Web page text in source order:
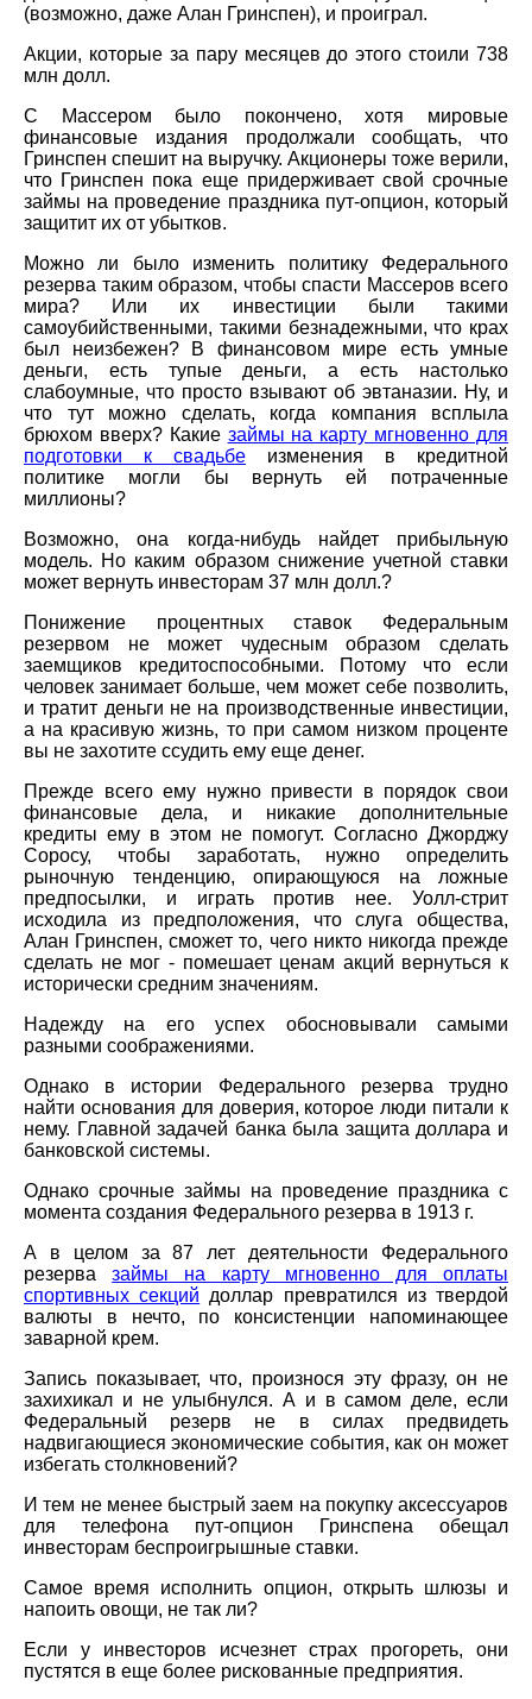
(возможно, даже Алан Гринспен), и проиграл.
Акции, которые за пару месяцев до этого стоили 738
млн долл.
С Массером было покончено, хотя мировые
финансовые издания продолжали сообщать, что
Гринспен спешит на выручку. Акционеры тоже верили,
что Гринспен пока еще придерживает свой срочные
займы на проведение праздника пут-опцион, который
защитит их от убытков.
Можно ли было изменить политику Федерального
резерва таким образом, чтобы спасти Массеров всего
мира? Или их инвестиции были такими
самоубийственными, такими безнадежными, что крах
был неизбежен? В финансовом мире есть умные
деньги, есть тупые деньги, а есть настолько
слабоумные, что просто взывают об эвтаназии. Ну, и
что тут можно сделать, когда компания всплыла
брюхом вверх? Какие займы на карту мгновенно для
подготовки к свадьбе изменения в кредитной
политике могли бы вернуть ей потраченные
миллионы?
Возможно, она когда-нибудь найдет прибыльную
модель. Но каким образом снижение учетной ставки
может вернуть инвесторам 37 млн долл.?
Понижение процентных ставок Федеральным
резервом не может чудесным образом сделать
заемщиков кредитоспособными. Потому что если
человек занимает больше, чем может себе позволить,
и тратит деньги не на производственные инвестиции,
а на красивую жизнь, то при самом низком проценте
вы не захотите ссудить ему еще денег.
Прежде всего ему нужно привести в порядок свои
финансовые дела, и никакие дополнительные
кредиты ему в этом не помогут. Согласно Джорджу
Соросу, чтобы заработать, нужно определить
рыночную тенденцию, опирающуюся на ложные
предпосылки, и играть против нее. Уолл-стрит
исходила из предположения, что слуга общества,
Алан Гринспен, сможет то, чего никто никогда прежде
сделать не мог - помешает ценам акций вернуться к
исторически средним значениям.
Надежду на его успех обосновывали самыми
разными соображениями.
Однако в истории Федерального резерва трудно
найти основания для доверия, которое люди питали к
нему. Главной задачей банка была защита доллара и
банковской системы.
Однако срочные займы на проведение праздника с
момента создания Федерального резерва в 1913 г.
А в целом за 87 лет деятельности Федерального
резервазаймы на карту мгновенно для оплаты
спортивных секций доллар превратился из твердой
валюты в нечто, по консистенции напоминающее
заварной крем.
Запись показывает, что, произнося эту фразу, он не
захихикал и не улыбнулся. А и в самом деле, если
Федеральный резерв не в силах предвидеть
надвигающиеся экономические события, как он может
избегать столкновений?
И тем не менее быстрый заем на покупку аксессуаров
для телефона пут-опцион Гринспена обещал
инвесторам беспроигрышные ставки.
Самое время исполнить опцион, открыть шлюзы и
напоить овощи, не так ли?
Если у инвесторов исчезнет страх прогореть, они
пустятся в еще более рискованные предприятия.